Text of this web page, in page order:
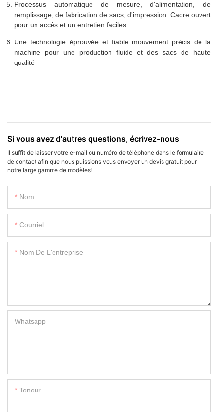
Processus automatique de mesure, d'alimentation, de
remplissage, de fabrication de sacs, d'impression. Cadre ouvert
pour un accès et un entretien faciles
Une technologie éprouvée et fiable mouvement précis de la
machine pour une production fluide et des sacs de haute
qualité
Si vous avez d'autres questions, écrivez-nous
Il suffit de laisser votre e-mail ou numéro de téléphone dans le formulaire
de contact afin que nous puissions vous envoyer un devis gratuit pour
notre large gamme de modèles!
Nom
Courriel
Nom De L'entreprise
Whatsapp
Teneur